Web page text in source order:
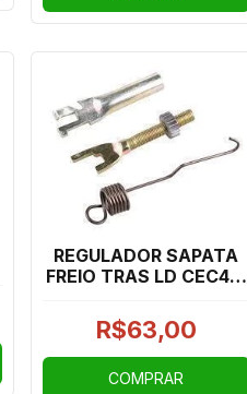
REGULADOR SAPATA
FREIO TRAS LD CEC414
UNO MILLE 06/13,
NOVO UNO,
R$63,00
COMPRAR